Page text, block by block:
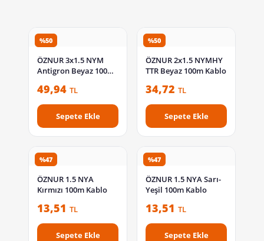
%50
ÖZNUR 3x1.5 NYM
Antigron Beyaz 100m
49,94 TL
Sepete Ekle
%50
ÖZNUR 2x1.5 NYMHY
TTR Beyaz 100m Kablo
34,72 TL
Sepete Ekle
%47
ÖZNUR 1.5 NYA
Kırmızı 100m Kablo
13,51 TL
Sepete Ekle
%47
ÖZNUR 1.5 NYA Sarı-
Yeşil 100m Kablo
13,51 TL
Sepete Ekle